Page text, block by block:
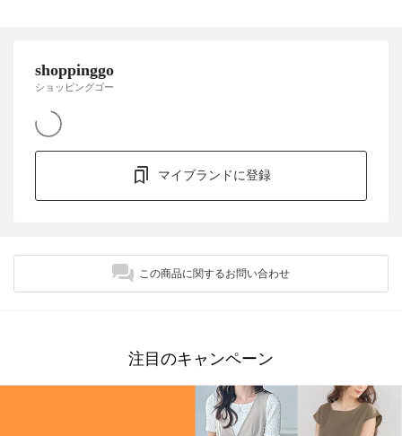
shoppinggo
ショッピングゴー
マイブランドに登録
この商品に関するお問い合わせ
注目のキャンペーン